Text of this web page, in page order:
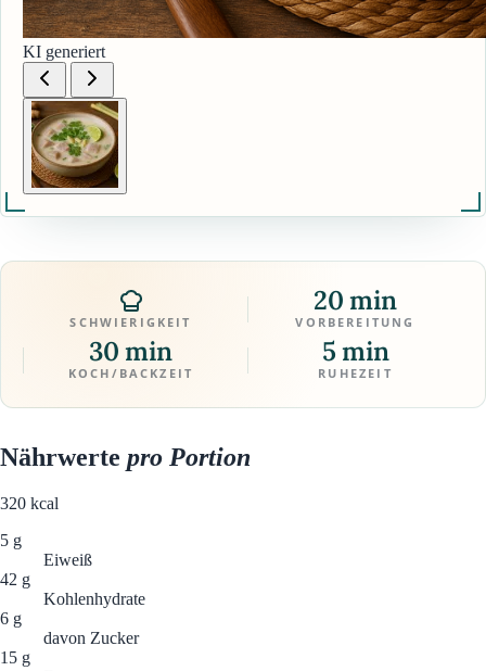
KI generiert
SCHWIERIGKEIT
20 min
VORBEREITUNG
30 min
KOCH/BACKZEIT
5 min
RUHEZEIT
Nährwerte pro Portion
320 kcal
5 g
Eiweiß
42 g
Kohlenhydrate
6 g
davon Zucker
15 g